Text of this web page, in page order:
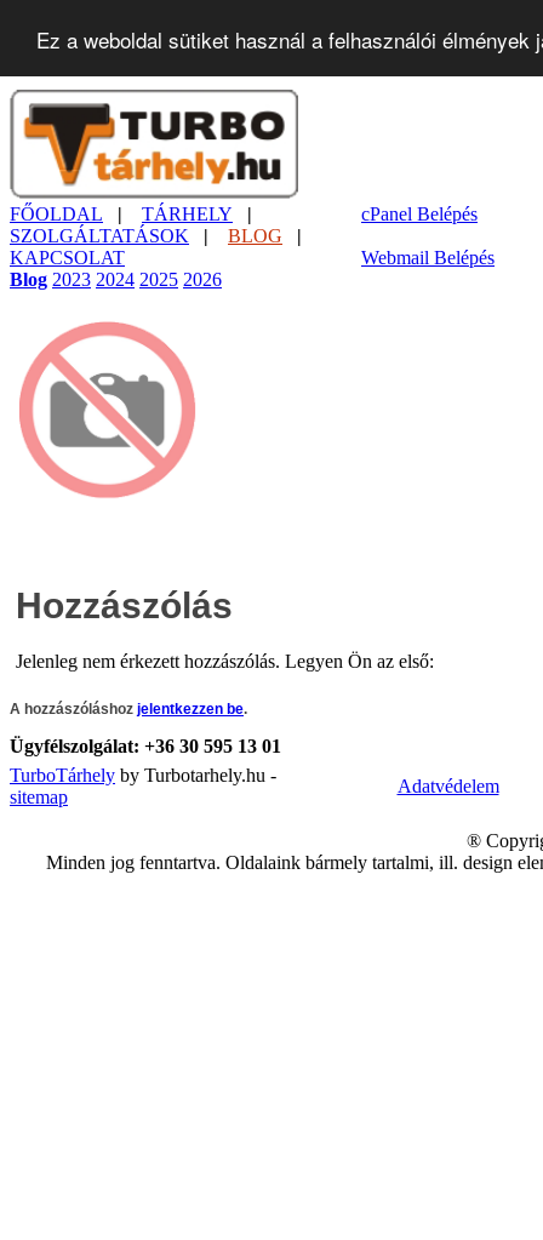
Ez a weboldal sütiket használ a felhasználói
cPanel Belépés
Webmail Belépés
FŐOLDAL | TÁRHELY |
SZOLGÁLTATÁSOK | BLOG |
KAPCSOLAT
Blog 2023 2024 2025 2026
Hozzászólás
Jelenleg nem érkezett hozzászólás. Legyen Ön az első:
A hozzászóláshoz jelentkezzen be.
Ügyfélszolgálat: +36 30 595 13 01
TurboTárhely by Turbotarhely.hu -
sitemap
Adatvédelem
®
Minden jog fenntartva. Oldalaink bármely tartalmi, ill. design